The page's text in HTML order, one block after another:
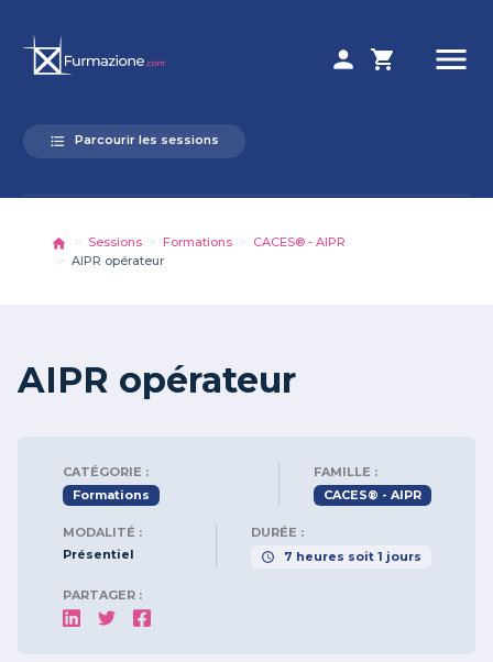
person shopping_cart menu
format_list_bulleted Parcourir les sessions
Sessions Formations
CACES® - AIPR
AIPR opérateur
AIPR opérateur
CATÉGORIE :
Formations
FAMILLE :
CACES® - AIPR
MODALITÉ :
Présentiel
DURÉE :
7 heures soit 1 jours
PARTAGER :